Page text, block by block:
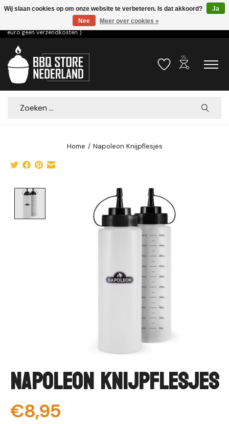
Voor 15.00u besteld dezelfde dag verzonden! ( 6,95 verzendkosten, vanaf 75
euro geen verzendkosten )
Verlanglijst
outdoor_grill
Zoeken
Home / Napoleon Knijpflesjes
Product image slideshow Items
Napoleon Knijpflesjes
€8,95
Wij slaan cookies op om onze website te verbeteren. Is dat akkoord?
Ja
Nee
Meer over cookies »